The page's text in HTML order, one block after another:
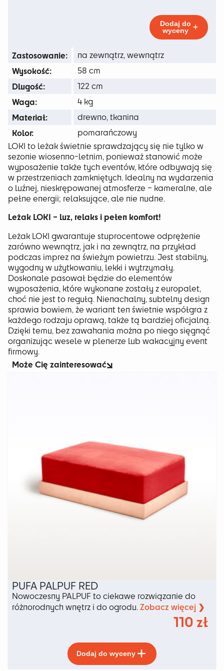
Orange
Dodaj do
wyceny
Zastosowanie: na zewnątrz, wewnątrz
Wysokość: 58 cm
Dlugość: 122 cm
Waga: 4 kg
Materiał: drewno, tkanina
Kolor:
pomarańczowy
LOKI to leżak świetnie sprawdzający się nie tylko w
sezonie wiosenno-letnim, ponieważ stanowić może
wyposażenie także tych eventów, które odbywają się
w przestrzeniach zamkniętych. Idealny na wydarzenia
o luźnej, nieskrępowanej atmosferze – kameralne, ale
pełne energii; relaksujące, ale nie nudne.
Leżak LOKI – luz, relaks i pełen komfort!
Leżak LOKI gwarantuje stuprocentowe odprężenie
zarówno wewnątrz, jak i na zewnątrz, na przykład
podczas imprez na świeżym powietrzu. Jest stabilny,
wygodny w użytkowaniu, lekki i wytrzymały.
Doskonale pasował będzie do elementów
wyposażenia, które wykonane zostały z europalet,
choć nie jest to regułą. Nienachalny, subtelny design
sprawia bowiem, że wariant ten świetnie współgra z
każdego rodzaju oprawą, także tą bardziej oficjalną.
Dzięki temu, bez zawahania można po niego sięgnąć
organizując wesele w plenerze lub wakacyjny event
firmowy.
Może Cię zainteresować
PUFA PALPUF RED
Nowoczesny PALPUF to ciekawe rozwiązanie do
różnorodnych wnętrz i do ogrodu. Zobacz więcej ❯
110 zł
Dodaj do wyceny
produkt
ma